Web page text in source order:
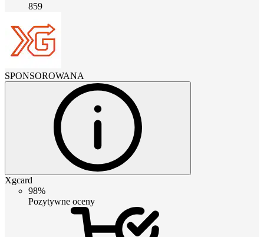
859
SPONSOROWANA
Xgcard
98%
Pozytywne oceny